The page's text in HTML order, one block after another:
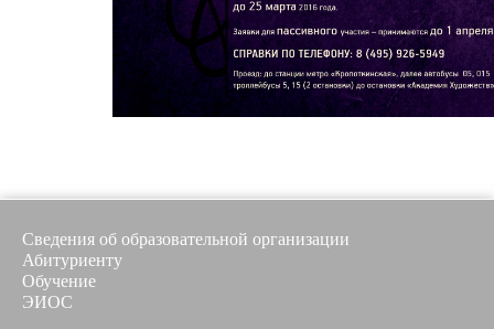
Сведения об образовательной организации
Абитуриенту
Обучение
ЭИОС